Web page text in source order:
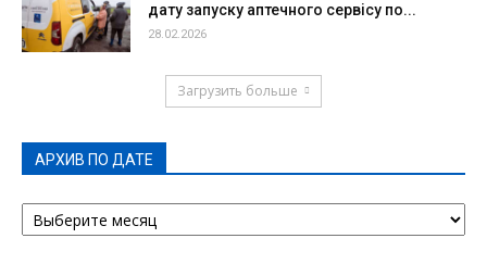
дату запуску аптечного сервісу по...
28.02.2026
Загрузить больше
АРХИВ ПО ДАТЕ
АРХИВ
ПО